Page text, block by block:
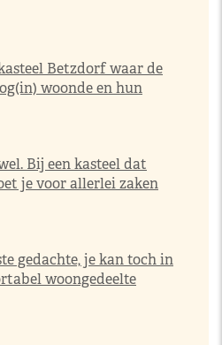
Betzdorf waar de
woonde en hun
Bij een kasteel dat
je voor allerlei zaken
gedachte, je kan toch in
woongedeelte